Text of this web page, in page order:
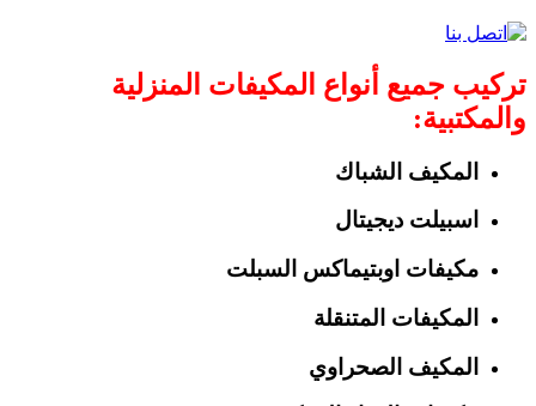
تركيب جميع أنواع المكيفات المنزلية
والمكتبية:
المكيف الشباك
اسبيلت ديجيتال
مكيفات اوبتيماكس السبلت
المكيفات المتنقلة
المكيف الصحراوي